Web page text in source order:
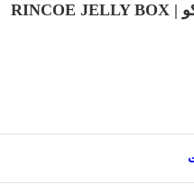
پاد ماد جلی باکس ایر ایکس رینکو | RINCOE JELLY BOX